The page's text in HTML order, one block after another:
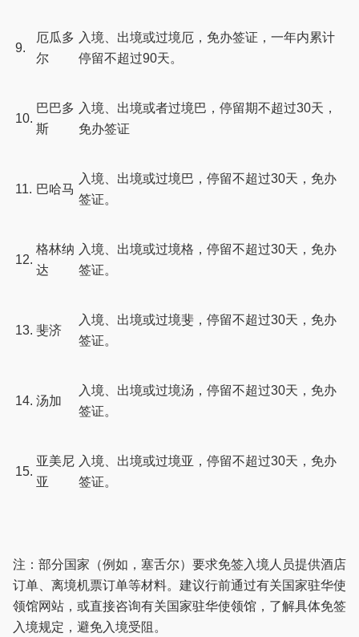
9.
厄瓜多
尔
入境、出境或过境厄，免办签证，一年内累计
停留不超过90天。
10.
巴巴多
斯
入境、出境或者过境巴，停留期不超过30天，
免办签证
11. 巴哈马
入境、出境或过境巴，停留不超过30天，免办
签证。
12.
格林纳
达
入境、出境或过境格，停留不超过30天，免办
签证。
13. 斐济
入境、出境或过境斐，停留不超过30天，免办
签证。
14. 汤加
入境、出境或过境汤，停留不超过30天，免办
签证。
15.
亚美尼
亚
入境、出境或过境亚，停留不超过30天，免办
签证。
注：部分国家（例如，塞舌尔）要求免签入境人员提供酒店
订单、离境机票订单等材料。建议行前通过有关国家驻华使
领馆网站，或直接咨询有关国家驻华使领馆，了解具体免签
入境规定，避免入境受阻。